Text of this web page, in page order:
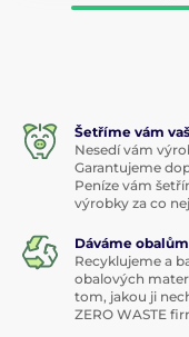
Šetříme vám
Nesedí vám
Garantujeme
Peníze vám
výrobky za co
Dáváme obalům
Recyklujeme a
obalových
tom, jakou ji
ZERO WASTE